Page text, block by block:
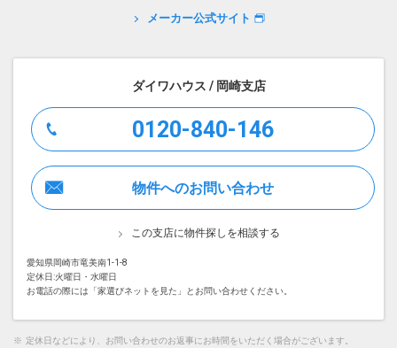
メーカー公式サイト
ダイワハウス / 岡崎支店
0120-840-146
物件へのお問い合わせ
この支店に物件探しを相談する
愛知県岡崎市竜美南1-1-8
定休日:火曜日・水曜日
お電話の際には「家選びネットを見た」とお問い合わせください。
※ 定休日などにより、お問い合わせのお返事にお時間をいただく場合がございます。